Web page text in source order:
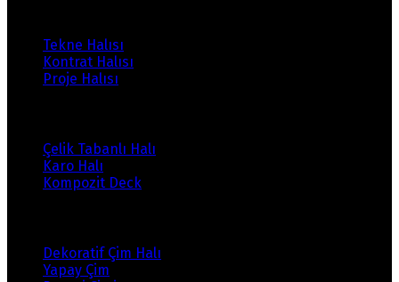
Tekne Halısı
Kontrat Halısı
Proje Halısı
Çelik Tabanlı Halı
Karo Halı
Kompozit Deck
Dekoratif Çim Halı
Yapay Çim